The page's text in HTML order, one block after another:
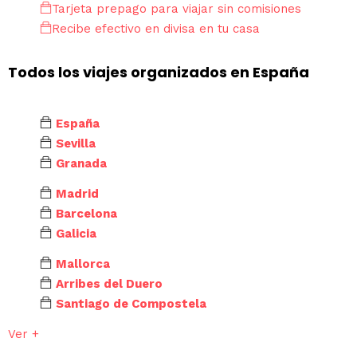
Tarjeta prepago para viajar sin comisiones
Recibe efectivo en divisa en tu casa
Todos los viajes organizados en España
España
Sevilla
Granada
Madrid
Barcelona
Galicia
Mallorca
Arribes del Duero
Santiago de Compostela
Ver +